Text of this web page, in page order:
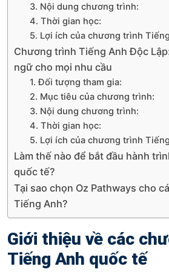
3. Nội dung chương trình:
4. Thời gian học:
5. Lợi ích của chương trình
Chương trình Tiếng Anh Độc
ngữ cho mọi nhu cầu
1. Đối tượng tham gia:
2. Mục tiêu của chương trình:
3. Nội dung chương trình:
4. Thời gian học:
5. Lợi ích của chương trình
Làm thế nào để bắt đầu hành
quốc tế?
Tại sao chọn Oz Pathways cho
Tiếng Anh?
Giới thiệu về các
Tiếng Anh quốc tế